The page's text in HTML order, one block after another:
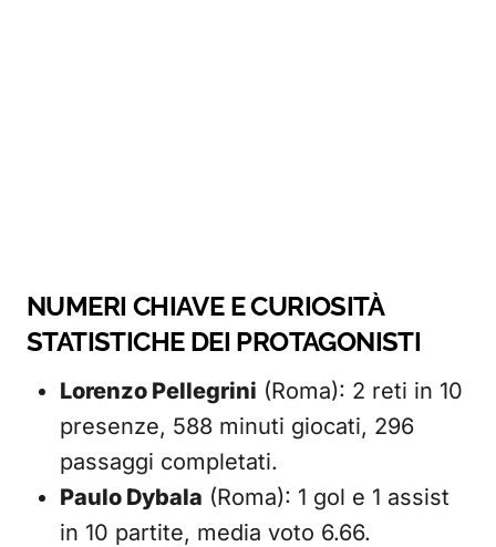
NUMERI CHIAVE E CURIOSITÀ
STATISTICHE DEI PROTAGONISTI
Lorenzo Pellegrini (Roma): 2 reti in 10
presenze, 588 minuti giocati, 296
passaggi completati.
Paulo Dybala (Roma): 1 gol e 1 assist
in 10 partite, media voto 6.66.